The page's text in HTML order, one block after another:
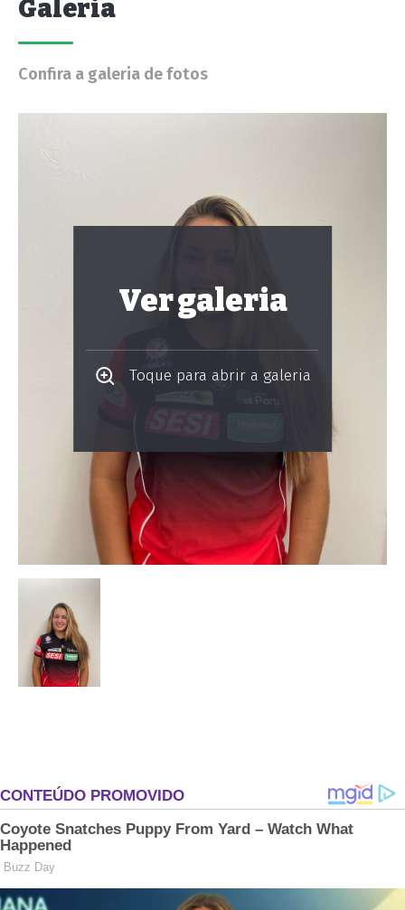
Galeria
Confira a galeria de fotos
Ver galeria
Toque para abrir a galeria